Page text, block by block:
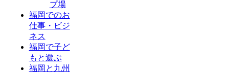
プ場
福岡でのお
仕事・ビジ
ネス
福岡で子ど
もと遊ぶ
福岡と九州